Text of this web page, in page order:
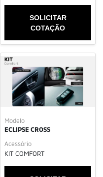
SOLICITAR
COTAÇÃO
Modelo
ECLIPSE CROSS
Acessório
KIT COMFORT